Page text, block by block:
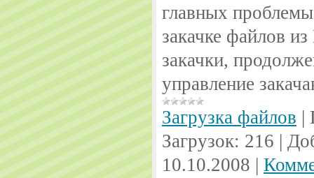
главных
закачке файлов
закачки,
управление
Загрузка файлов |
Загрузок: 216 |
10.10.2008 |